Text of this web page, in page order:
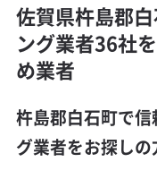
佐賀県杵島郡
ング業者36社
め業者
杵島郡白石町で
グ業者をお探しの